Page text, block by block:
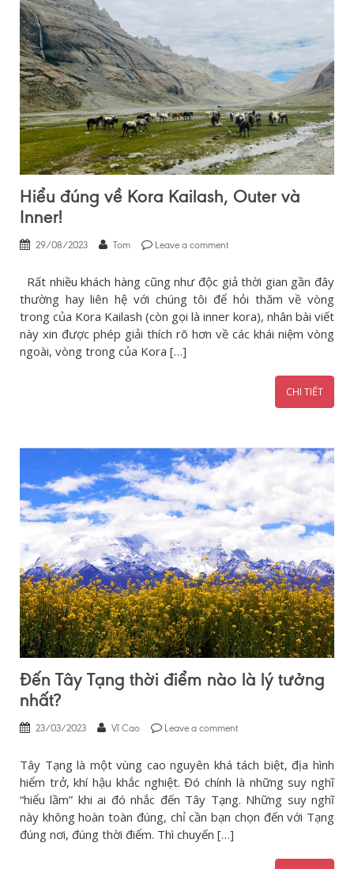
Hiểu đúng về Kora Kailash, Outer và
Inner!
29/08/2023 Tom Leave a comment
Rất nhiều khách hàng cũng như độc giả thời gian gần đây
thường hay liên hệ với chúng tôi để hỏi thăm về vòng
trong của Kora Kailash (còn gọi là inner kora), nhân bài viết
này xin được phép giải thích rõ hơn về các khái niệm vòng
ngoài, vòng trong của Kora […]
CHI TIẾT
Đến Tây Tạng thời điểm nào là lý tưởng
nhất?
23/03/2023 Vĩ Cao Leave a comment
Tây Tạng là một vùng cao nguyên khá tách biệt, địa hình
hiểm trở, khí hậu khắc nghiệt. Đó chính là những suy nghĩ
“hiểu lầm” khi ai đó nhắc đến Tây Tạng. Những suy nghĩ
này không hoàn toàn đúng, chỉ cần bạn chọn đến với Tạng
đúng nơi, đúng thời điểm. Thì chuyến […]